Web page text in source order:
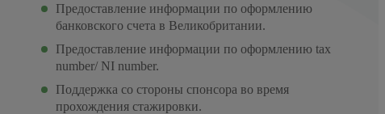
Предоставление информации по оформлению
банковского счета в Великобритании.
Предоставление информации по оформлению tax
number/ NI number.
Поддержка со стороны спонсора во время
прохождения стажировки.